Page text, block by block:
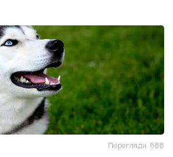
Puppy Recipe і Orijen Pupp...
Перегляди 688